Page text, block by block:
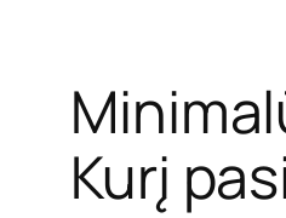
Kurį